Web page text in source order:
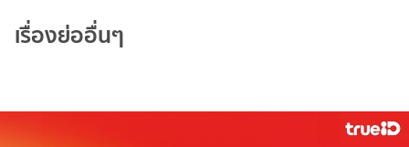
เรื่องย่ออื่นๆ